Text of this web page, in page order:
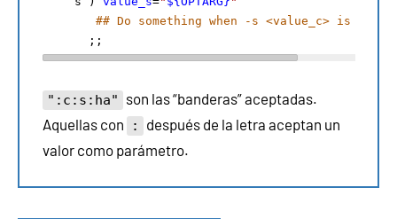
## Do something when -s <value_c> is
      ;;
":c:s:ha"
son las “banderas” aceptadas.
Aquellas con
:
después de la letra aceptan un
valor como parámetro.